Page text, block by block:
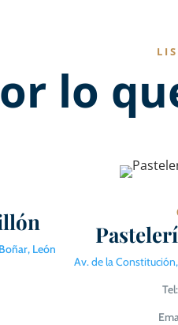
lo
León
Av. de la